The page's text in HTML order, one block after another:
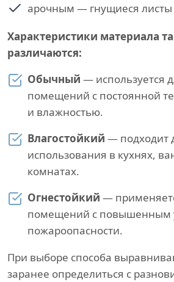
арочным — гнущиеся
Характеристики материала
различаются:
Обычный — используется
помещений с постоянной
и влажностью.
Влагостойкий — подходит
использования в кухнях,
комнатах.
Огнестойкий —
помещений с повышенным
пожароопасности.
При выборе способа
заранее определиться с